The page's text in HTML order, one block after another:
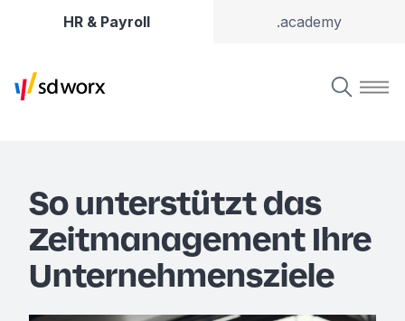
HR & Payroll .academy
So unterstützt das
Zeitmanagement Ihre
Unternehmensziele